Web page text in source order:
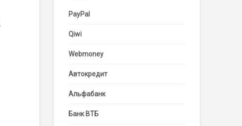
PayPal
Qiwi
Webmoney
Автокредит
Альфабанк
Банк ВТБ